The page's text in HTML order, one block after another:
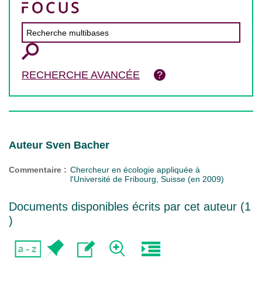
RECHERCHE AVANCÉE
Auteur Sven Bacher
Commentaire : Chercheur en écologie appliquée à
l'Université de Fribourg, Suisse (en 2009)
Documents disponibles écrits par cet auteur (1
)